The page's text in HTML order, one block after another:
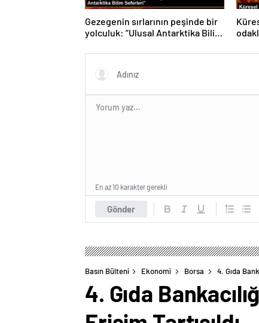
Gezegenin sırlarının peşinde bir
yolculuk: “Ulusal Antarktika Bilim
Gönder
En az 10 karakter gerekli
Basın Bülteni Ekonomi Borsa 4. Gıda
4. Gıda